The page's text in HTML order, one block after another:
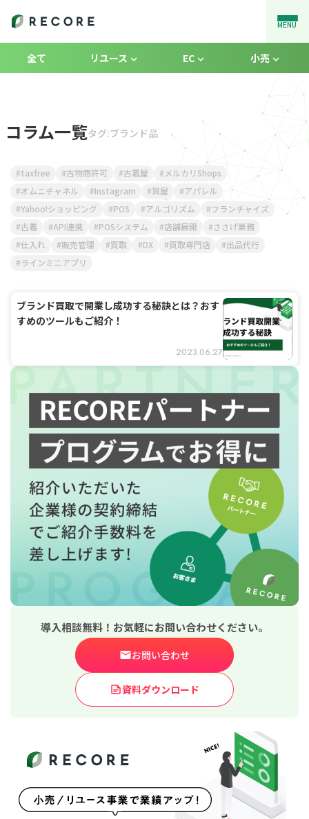
MENU
コラム一覧タグ:ブランド品
taxfree 古物商許可 古着屋
メルカリShops
オムニチャネル
Instagram 質屋
アパレル
Yahoo!ショッピング
POS アルゴリズム
フランチャイズ
古着
API連携 POSシステム 店舗展開
ささげ業務
仕入れ
販売管理 買取 DX 買取専門店
出品代行
ラインミニアプリ
全て リユース EC 小売
ブランド買取で開業し成功する秘訣とは？おす
すめのツールもご紹介！
2023.06.27
導入相談無料！お気軽にお問い合わせください。
お問い合わせ
資料ダウンロード